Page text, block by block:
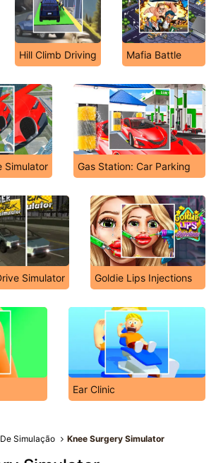
Hill Climb Driving Mafia Battle
Simulator Gas Station: Car Parking
Simulator Goldie Lips Injections
Ear Clinic
Simulação Knee Surgery Simulator